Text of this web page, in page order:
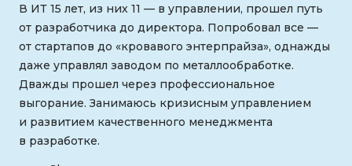
В ИТ 15 лет, из них 11 — в управлении, прошел путь
от разработчика до директора. Попробовал все —
от стартапов до «кровавого энтерпрайза», однажды
даже управлял заводом по металлообработке.
Дважды прошел через профессиональное
выгорание. Занимаюсь кризисным управлением
и развитием качественного менеджмента
в разработке.